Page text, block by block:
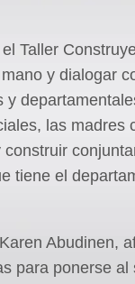
Taller
y dialogar
y
las madres
tiene el
Abudinen,
para ponerse al